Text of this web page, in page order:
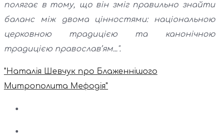
полягає в тому, що він зміг правильно знайти
баланс між двома цінностями: національною
церковною традицією та канонічною
традицією православ’ям...".
"Наталія Шевчук про Блаженнішого
Митрополита Мефодія"